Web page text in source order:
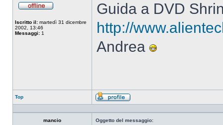
Iscritto il: martedì 31 dicembre
2002, 13:46
Messaggi: 1
Guida a DVD
http://
Andrea
Top
Profilo
mancio Oggetto del messaggio: